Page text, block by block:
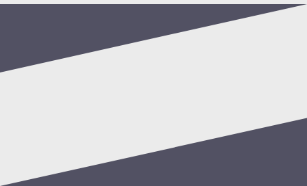
Rechtsanwälte
Terminvereinbarung: 0
17:00 Uhr